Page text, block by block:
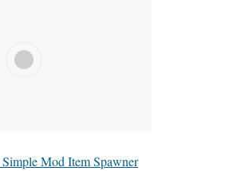
Mod Item Spawner